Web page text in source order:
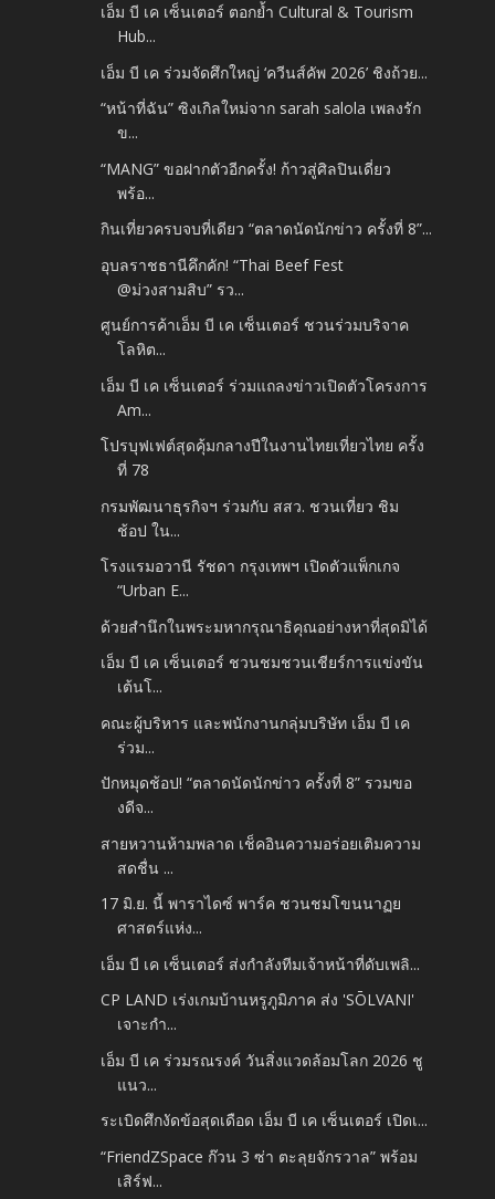
เอ็ม บี เค เซ็นเตอร์ ตอกย้ำ Cultural & Tourism
Hub...
เอ็ม บี เค ร่วมจัดศึกใหญ่ ‘ควีนส์คัพ 2026’ ชิงถ้วย...
“หน้าที่ฉัน” ซิงเกิลใหม่จาก sarah salola เพลงรัก
ข...
“MANG” ขอฝากตัวอีกครั้ง! ก้าวสู่ศิลปินเดี่ยว
พร้อ...
กินเที่ยวครบจบที่เดียว “ตลาดนัดนักข่าว ครั้งที่ 8”...
อุบลราชธานีคึกคัก! “Thai Beef Fest
@ม่วงสามสิบ” รว...
ศูนย์การค้าเอ็ม บี เค เซ็นเตอร์ ชวนร่วมบริจาค
โลหิต...
เอ็ม บี เค เซ็นเตอร์ ร่วมแถลงข่าวเปิดตัวโครงการ
Am...
โปรบุฟเฟต์สุดคุ้มกลางปีในงานไทยเที่ยวไทย ครั้ง
ที่ 78
กรมพัฒนาธุรกิจฯ ร่วมกับ สสว. ชวนเที่ยว ชิม
ช้อป ใน...
โรงแรมอวานี รัชดา กรุงเทพฯ เปิดตัวแพ็กเกจ
“Urban E...
ด้วยสำนึกในพระมหากรุณาธิคุณอย่างหาที่สุดมิได้
เอ็ม บี เค เซ็นเตอร์ ชวนชมชวนเชียร์การแข่งขัน
เต้นโ...
คณะผู้บริหาร และพนักงานกลุ่มบริษัท เอ็ม บี เค
ร่วม...
ปักหมุดช้อป! “ตลาดนัดนักข่าว ครั้งที่ 8” รวมขอ
งดีจ...
สายหวานห้ามพลาด เช็คอินความอร่อยเติมความ
สดชื่น ...
17 มิ.ย. นี้ พาราไดซ์ พาร์ค ชวนชมโขนนาฏย
ศาสตร์แห่ง...
เอ็ม บี เค เซ็นเตอร์ ส่งกำลังทีมเจ้าหน้าที่ดับเพลิ...
CP LAND เร่งเกมบ้านหรูภูมิภาค ส่ง 'SŌLVANI'
เจาะกำ...
เอ็ม บี เค ร่วมรณรงค์ วันสิ่งแวดล้อมโลก 2026 ชู
แนว...
ระเบิดศึกงัดข้อสุดเดือด เอ็ม บี เค เซ็นเตอร์ เปิดเ...
“FriendZSpace ก๊วน 3 ซ่า ตะลุยจักรวาล” พร้อม
เสิร์ฟ...